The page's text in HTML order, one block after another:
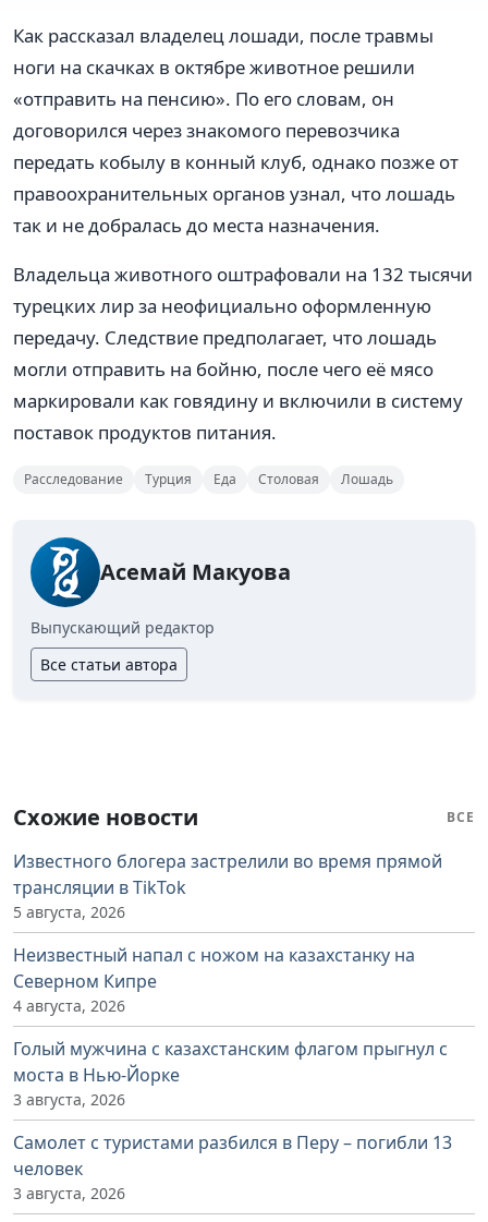
Как рассказал владелец лошади, после травмы
ноги на скачках в октябре животное решили
«отправить на пенсию». По его словам, он
договорился через знакомого перевозчика
передать кобылу в конный клуб, однако позже от
правоохранительных органов узнал, что лошадь
так и не добралась до места назначения.
Владельца животного оштрафовали на 132 тысячи
турецких лир за неофициально оформленную
передачу. Следствие предполагает, что лошадь
могли отправить на бойню, после чего её мясо
маркировали как говядину и включили в систему
поставок продуктов питания.
Расследование Турция Еда Столовая Лошадь
Асемай Макуова
Выпускающий редактор
Все статьи автора
Схожие новости ВСЕ
Известного блогера застрелили во время прямой
трансляции в TikTok
5 августа, 2026
Неизвестный напал с ножом на казахстанку на
Северном Кипре
4 августа, 2026
Голый мужчина с казахстанским флагом прыгнул с
моста в Нью-Йорке
3 августа, 2026
Самолет с туристами разбился в Перу – погибли 13
человек
3 августа, 2026